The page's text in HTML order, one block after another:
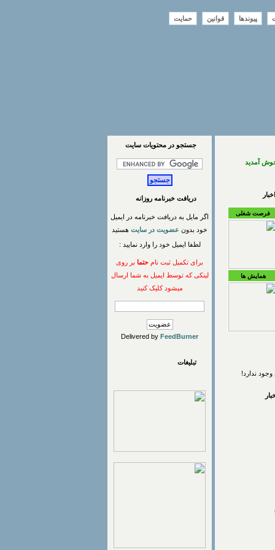
پیوندها قوانین حمایت
آمدید
فرصت شغلی
همایش ها
ندارد!
جستجو در محتويات سايت
دریافت خبرنامه روزانه
اگر مایل به دریافت خبرنامه در ایمیل
خود بدون عضویت در سایت هستید
لطفا ایمیل خود را وارد نمایید :
برای تکمیل ثبت نام حتما بر روی
لینکی که توسط ایمیل به شما ارسال
میشود کلیک کنید
Delivered by FeedBurner
تبلیغات